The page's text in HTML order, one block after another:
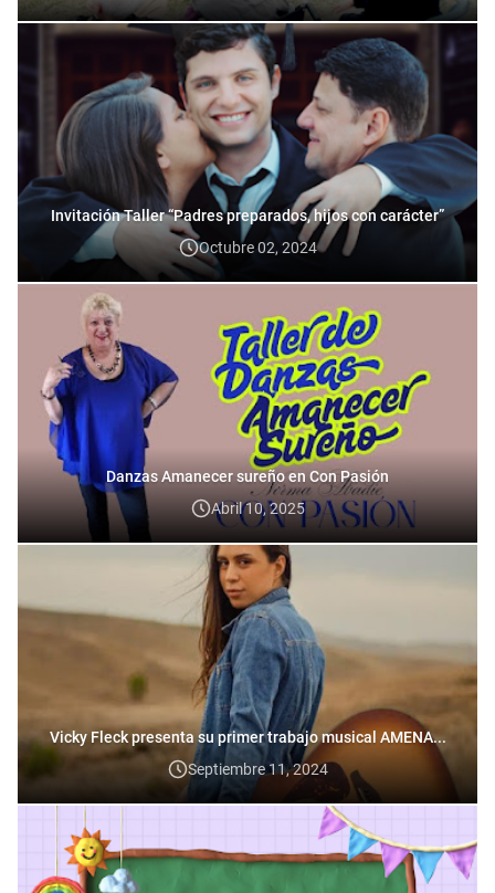
Invitación Taller “Padres preparados, hijos con carácter”
Octubre 02, 2024
Danzas Amanecer sureño en Con Pasión
Abril 10, 2025
Vicky Fleck presenta su primer trabajo musical AMENA...
Septiembre 11, 2024